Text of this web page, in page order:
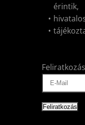
érintik,